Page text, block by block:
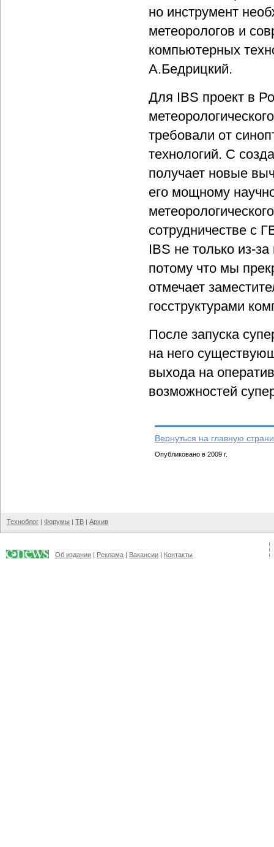
но инструмент
метеорологов и
компьютерных
А.Бедрицкий.
Для IBS проект в
требовали от
технологий. С
получает новые
его мощному
сотрудничестве с
IBS не только из-
потому что мы
отмечает
госструктурами
После запуска
на него
выхода на
возможностей
Вернуться на главную
Опубликовано в 2009 г.
Техноблог | Форумы | ТВ | Архив
Об издании | Реклама | Вакансии | Контакты